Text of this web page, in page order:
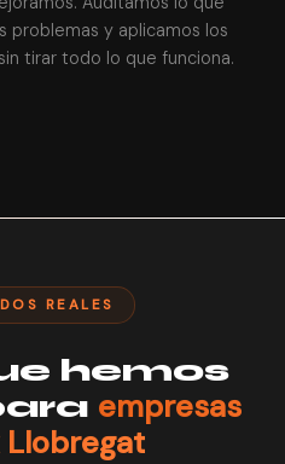
problemas y aplicamos los
tirar todo lo que funciona.
REALES
hemos
empresas
Llobregat